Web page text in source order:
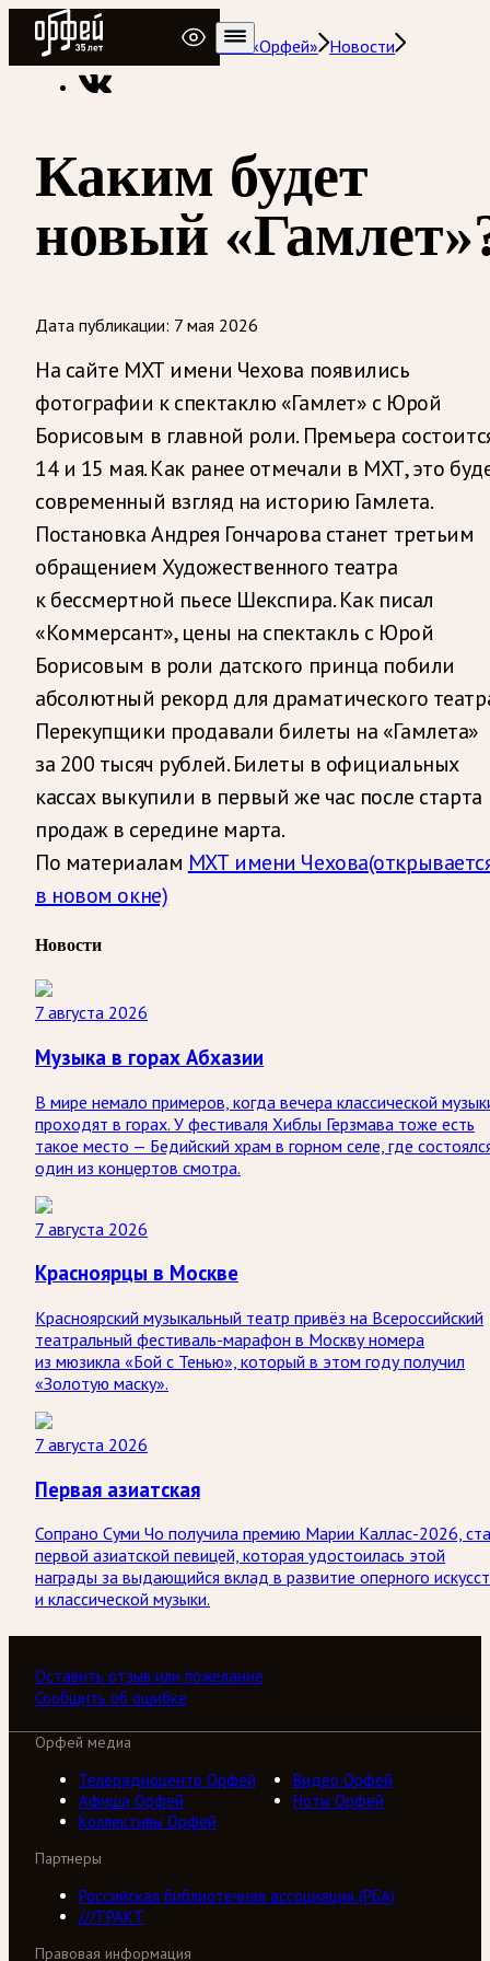
Радио Орфей
Радио классической музыки «Орфей» Новости
Каким будет
новый
Дата публикации: 7 мая 2026
На сайте МХТ имени Чехова появились
фотографии к спектаклю «Гамлет» с Юрой
Борисовым в главной роли. Премьера
14 и 15 мая. Как ранее отмечали в МХТ, это
современный взгляд на историю Гамлета.
Постановка Андрея Гончарова станет третьим
обращением Художественного театра
к бессмертной пьесе Шекспира. Как писал
«Коммерсант», цены на спектакль с Юрой
Борисовым в роли датского принца побили
абсолютный рекорд для драматического
Перекупщики продавали билеты на «Гамлета»
за 200 тысяч рублей. Билеты в официальных
кассах выкупили в первый же час после старта
продаж в середине марта.
По материалам МХТ имени Чехова
в новом окне)
Новости
7 августа 2026
Музыка в горах Абхазии
В мире немало примеров, когда вечера классической
проходят в горах. У фестиваля Хиблы Герзмава тоже есть
такое место — Бедийский храм в горном селе, где
один из концертов смотра.
7 августа 2026
Красноярцы в Москве
Красноярский музыкальный театр привёз на Всероссийский
театральный фестиваль-марафон в Москву номера
из мюзикла «Бой с Тенью», который в этом году получил
«Золотую маску».
7 августа 2026
Первая азиатская
Сопрано Суми Чо получила премию Марии Каллас-2026,
первой азиатской певицей, которая удостоилась этой
награды за выдающийся вклад в развитие оперного
и классической музыки.
Оставить отзыв или пожелание
Сообщить об ошибке
Орфей медиа
Телерадиоцентр Орфей
Видео Орфей
Афиша Орфей
Ноты Орфей
Коллективы Орфей
Партнеры
Российская библиотечная ассоциация (РБА)
///ТРАКТ
Правовая информация